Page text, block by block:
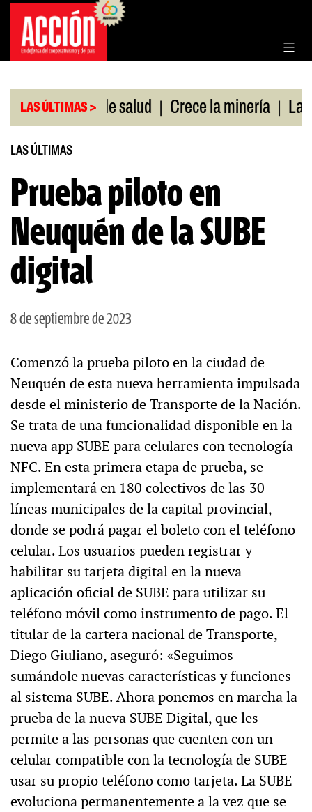
Saltar
contenido
LAS ÚLTIMAS >
cobertura de salud | Crece la minería | La
LAS ÚLTIMAS
Prueba piloto en
Neuquén de la SUBE
digital
8 de septiembre de 2023
Comenzó la prueba piloto en la ciudad de
Neuquén de esta nueva herramienta impulsada
desde el ministerio de Transporte de la Nación.
Se trata de una funcionalidad disponible en la
nueva app SUBE para celulares con tecnología
NFC. En esta primera etapa de prueba, se
implementará en 180 colectivos de las 30
líneas municipales de la capital provincial,
donde se podrá pagar el boleto con el teléfono
celular. Los usuarios pueden registrar y
habilitar su tarjeta digital en la nueva
aplicación oficial de SUBE para utilizar su
teléfono móvil como instrumento de pago. El
titular de la cartera nacional de Transporte,
Diego Giuliano, aseguró: «Seguimos
sumándole nuevas características y funciones
al sistema SUBE. Ahora ponemos en marcha la
prueba de la nueva SUBE Digital, que les
permite a las personas que cuenten con un
celular compatible con la tecnología de SUBE
usar su propio teléfono como tarjeta. La SUBE
evoluciona permanentemente a la vez que se